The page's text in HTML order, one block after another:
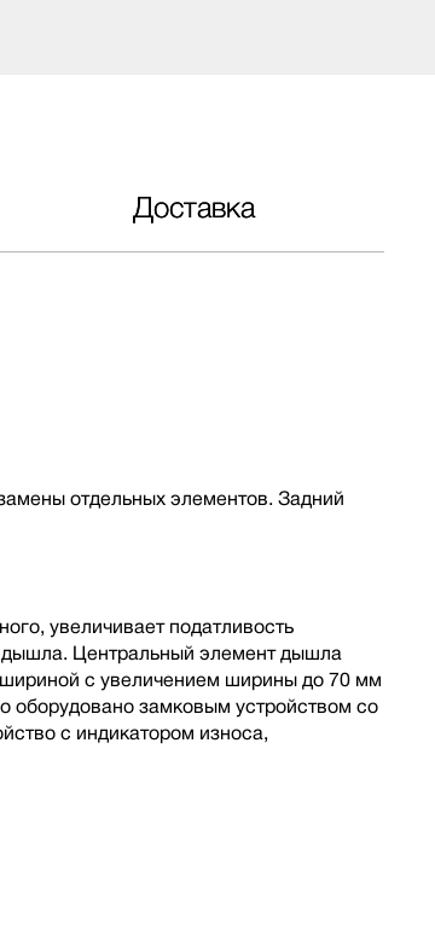
Доставка
отдельных элементов. Задний
увеличивает податливость
дышла. Центральный элемент дышла
с увеличением ширины до 70 мм
оборудовано замковым устройством со
с индикатором износа,